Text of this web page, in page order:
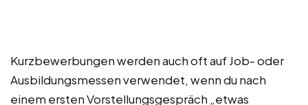
Kurzbewerbungen werden auch oft auf Job- oder
Ausbildungsmessen verwendet, wenn du nach
einem ersten Vorstellungsgespräch „etwas